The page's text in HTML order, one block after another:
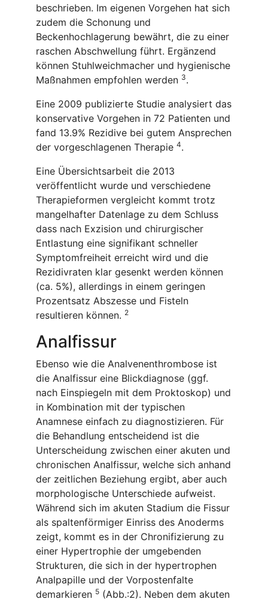
beschrieben. Im eigenen Vorgehen hat sich
zudem die Schonung und
Beckenhochlagerung bewährt, die zu einer
raschen Abschwellung führt. Ergänzend
können Stuhlweichmacher und hygienische
Maßnahmen empfohlen werden 3.
Eine 2009 publizierte Studie analysiert das
konservative Vorgehen in 72 Patienten und
fand 13.9% Rezidive bei gutem Ansprechen
der vorgeschlagenen Therapie 4.
Eine Übersichtsarbeit die 2013
veröffentlicht wurde und verschiedene
Therapieformen vergleicht kommt trotz
mangelhafter Datenlage zu dem Schluss
dass nach Exzision und chirurgischer
Entlastung eine signifikant schneller
Symptomfreiheit erreicht wird und die
Rezidivraten klar gesenkt werden können
(ca. 5%), allerdings in einem geringen
Prozentsatz Abszesse und Fisteln
resultieren können. 2
Analfissur
Ebenso wie die Analvenenthrombose ist
die Analfissur eine Blickdiagnose (ggf.
nach Einspiegeln mit dem Proktoskop) und
in Kombination mit der typischen
Anamnese einfach zu diagnostizieren. Für
die Behandlung entscheidend ist die
Unterscheidung zwischen einer akuten und
chronischen Analfissur, welche sich anhand
der zeitlichen Beziehung ergibt, aber auch
morphologische Unterschiede aufweist.
Während sich im akuten Stadium die Fissur
als spaltenförmiger Einriss des Anoderms
zeigt, kommt es in der Chronifizierung zu
einer Hypertrophie der umgebenden
Strukturen, die sich in der hypertrophen
Analpapille und der Vorpostenfalte
demarkieren 5 (Abb.:2). Neben dem akuten